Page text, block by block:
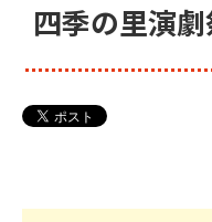
四季の里演